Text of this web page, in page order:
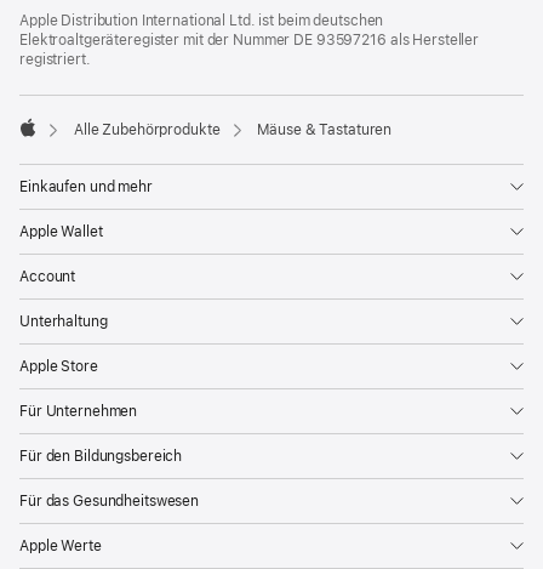
Apple Distribution International Ltd. ist beim deutschen
Elektroaltgeräteregister mit der Nummer DE 93597216 als Hersteller
registriert.
Alle Zubehörprodukte Mäuse & Tastaturen
Einkaufen und mehr
Apple Wallet
Account
Unterhaltung
Apple Store
Für Unternehmen
Für den Bildungsbereich
Für das Gesundheitswesen
Apple Werte